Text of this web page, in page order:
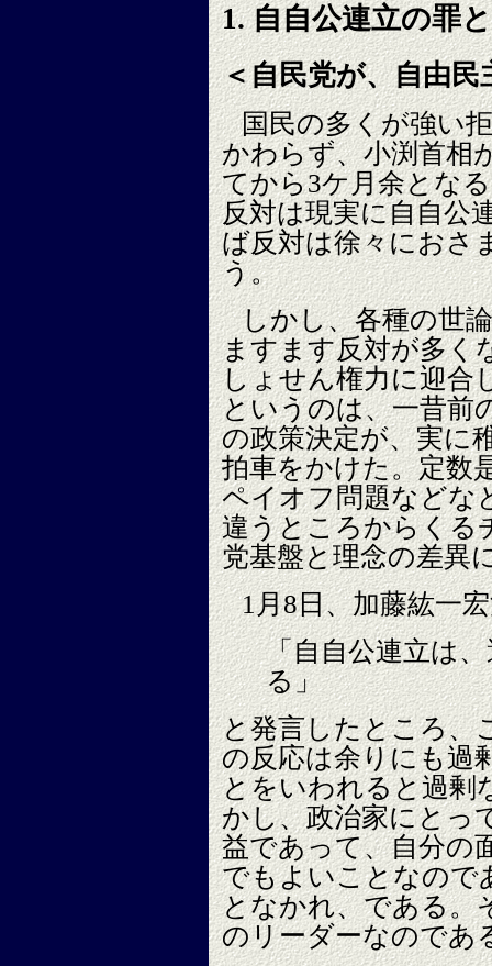
1. 自自公連立の罪
＜自民党が、自由
国民の多くが強い
かわらず、小渕首相
てから3ケ月余とな
反対は現実に自自公
ば反対は徐々におさ
う。
しかし、各種の世
ますます反対が多く
しょせん権力に迎合
というのは、一昔前
の政策決定が、実に
拍車をかけた。定数
ペイオフ問題などな
違うところからくる
党基盤と理念の差異
1月8日、加藤紘一
「自自公連立は
る」
と発言したところ、
の反応は余りにも過
とをいわれると過剰
かし、政治家にとっ
益であって、自分の
でもよいことなので
となかれ、である。
のリーダーなのであ